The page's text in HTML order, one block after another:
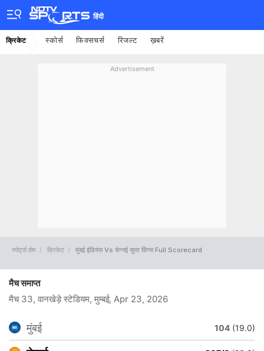
हिंदी
क्रिकेट स्कोर्स फिक्सचर्स रिजल्ट ख़बरें
Advertisement
स्पोर्ट्स होम क्रिकेट मुंबई इंडियंस Vs चेन्नई सुपर किंग्स Full Scorecard
मैच समाप्त
मैच 33, वानखेड़े स्टेडियम, मुम्बई, Apr 23, 2026
मुंबई 104 (19.0)